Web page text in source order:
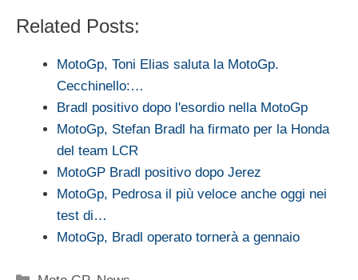
Related Posts:
MotoGp, Toni Elias saluta la MotoGp.
Cecchinello:…
Bradl positivo dopo l'esordio nella MotoGp
MotoGp, Stefan Bradl ha firmato per la Honda
del team LCR
MotoGP Bradl positivo dopo Jerez
MotoGp, Pedrosa il più veloce anche oggi nei
test di…
MotoGp, Bradl operato tornerà a gennaio